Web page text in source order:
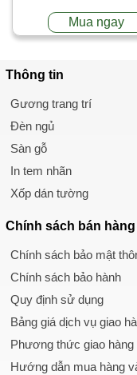
Mua ngay
Thông tin
Gương trang trí
Đèn ngủ
Sàn gỗ
In tem nhãn
Xốp dán tường
Chính sách bán hàng
Chính sách bảo mật
Chính sách bảo hành
Quy định sử dụng
Bảng giá dịch vụ giao
Phương thức giao hàng
Hướng dẫn mua hàng